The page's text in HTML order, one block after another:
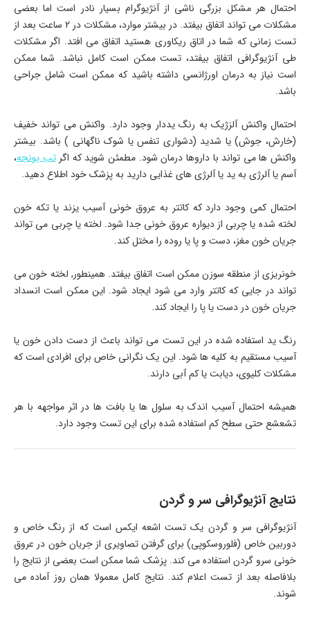
احتمال هر مشکل بزرگی ناشی از آنژیوگرام بسیار نادر است اما بعضی
مشکلات می تواند اتفاق بیفتد. در بیشتر موارد، مشکلات در 2 ساعت بعد از
تست زمانی که شما در اتاق ریکاوری هستید اتفاق می افتد. اگر مشکلات
طی آنژیوگرافی اتفاق بیفتد، تست ممکن است کامل نباشد. شما ممکن
است نیاز به درمان اورژانسی داشته باشید که ممکن است شامل جراحی
باشد.
احتمال واکنش آلزژیک به رنگ یددار وجود دارد. واکنش می تواند خفیف
(خارش، جوش) یا شدید (دشواری تنفس یا شوک ناگهانی ) باشد. بیشتر
واکنش ها می تواند با داروها درمان شود. مطمئن شوید که اگرتب یونجه،
آسم یا آلرژی به ید یا آلرژی های غذایی دارید به پزشک خود اطلاع دهید.
احتمال کمی وجود دارد که کاتتر به عروق خونی آسیب یزند یا تکه خون
لخته شده یا چربی از دیواره عروق خونی جدا شود. لخته یا چربی می تواند
جریان خون مغز، دست و پا یا روده را مختل کند.
خونریزی از منطقه سوزن ممکن است اتفاق بیفتد. همینطور, لخته خون می
تواند در جایی که کاتتر وارد می شود ایجاد شود. این ممکن است انسداد
جریان خون در دست یا پا را ایجاد کند.
رنگ ید استفاده شده در این تست می تواند باعث از دست دادن خون یا
آسیب مستقیم به کلیه ها شود. این یک نگرانی خاص برای افرادی است که
مشکلات کلیوی، دیابت یا کم آبی دارند.
همیشه احتمال آسیب اندک به سلول ها یا بافت ها در اثر مواجهه با هر
تشعشع حتی سطح کم استفاده شده برای این تست وجود دارد.
نتایج آنژیوگرافی سر و گردن
آنژیوگرافی سر و گردن یک تست اشعه ایکس است که از رنگ خاص و
دوربین خاص (فلوروسکوپی) برای گرفتن تصاویری از جریان خون در عروق
خونی سرو گردن استفاده می کند. پزشک شما ممکن است بعضی از نتایج را
بلافاصله بعد از تست اعلام کند. نتایج کامل معمولا همان روز آماده می
شوند.